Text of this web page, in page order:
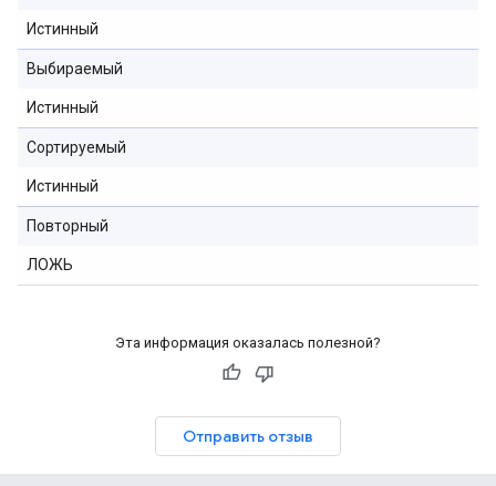
Истинный
Выбираемый
Истинный
Сортируемый
Истинный
Повторный
ЛОЖЬ
Эта информация оказалась полезной?
Отправить отзыв